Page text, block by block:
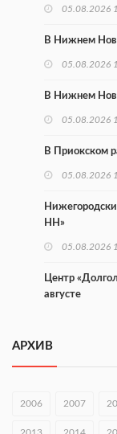
05.08.2026
В Нижнем
05.08.2026
В Нижнем
05.08.2026
В Приокском
05.08.2026
НН»
05.08.2026
Центр
августе
Совет
региона
АРХИВ
2006 2007